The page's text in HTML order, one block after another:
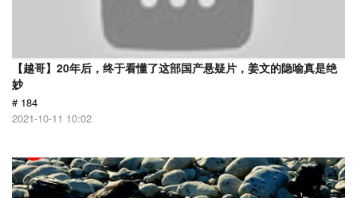
【越哥】20年后，终于看懂了这部国产悬疑片，姜文的隐喻真是绝
妙
# 184
2021-10-11 10:02